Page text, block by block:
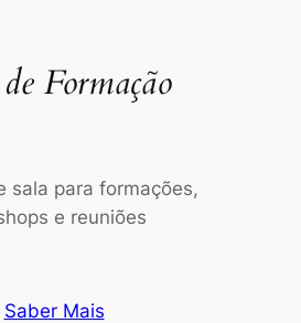
Formação
sala para formações,
e reuniões
Saber Mais